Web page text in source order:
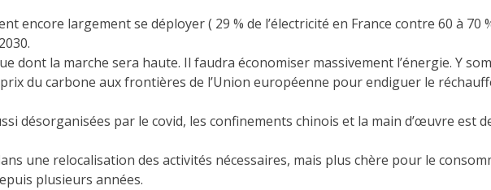
encore largement se déployer ( 29 % de l’électricité en France contre 60 à 70
dont la marche sera haute. Il faudra économiser massivement l’énergie. Y
du carbone aux frontières de l’Union européenne pour endiguer le
désorganisées par le covid, les confinements chinois et la main d’œuvre est
une relocalisation des activités nécessaires, mais plus chère pour le
plusieurs années.